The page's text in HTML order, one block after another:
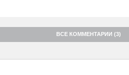
ВСЕ КОММЕНТАРИИ (3)